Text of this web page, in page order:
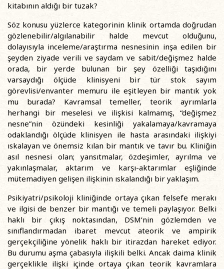
kitabının aldığı bir tuzak?
Söz konusu yüzlerce kategorinin klinik ortamda doğrudan
gözlenebilir/algılanabilir halde mevcut olduğunu,
dolayısıyla inceleme/araştırma nesnesinin inşa edilen bir
şeyden ziyade verili ve saydam ve sabit/değişmez halde
orada, bir yerde bulunan bir şey özelliği taşıdığını
varsaydığı ölçüde klinisyeni bir tür stok sayım
görevlisi/envanter memuru ile eşitleyen bir mantık yok
mu burada? Kavramsal temeller, teorik ayrımlarla
herhangi bir meselesi ve ilişkisi kalmamış, “değişmez
nesne”nin özündeki kesinliği yakalamaya/kavramaya
odaklandığı ölçüde klinisyen ile hasta arasındaki ilişkiyi
ıskalayan ve önemsiz kılan bir mantık ve tavır bu. Kliniğin
asıl nesnesi olan; yansıtmalar, özdeşimler, ayrılma ve
yakınlaşmalar, aktarım ve karşı-aktarımlar eşliğinde
mütemadiyen gelişen ilişkinin ıskalandığı bir yaklaşım.
Psikiyatri/psikoloji kliniğinde ortaya çıkan felsefe merakı
ve ilgisi de benzer bir mantığı ve temeli paylaşıyor. Belki
haklı bir çıkış noktasından, DSM’nin gözlemden ve
sınıflandırmadan ibaret mevcut ateorik ve ampirik
gerçekçiliğine yönelik haklı bir itirazdan hareket ediyor.
Bu durumu aşma çabasıyla ilişkili belki. Ancak daima klinik
gerçeklikle ilişki içinde ortaya çıkan teorik kavramlara